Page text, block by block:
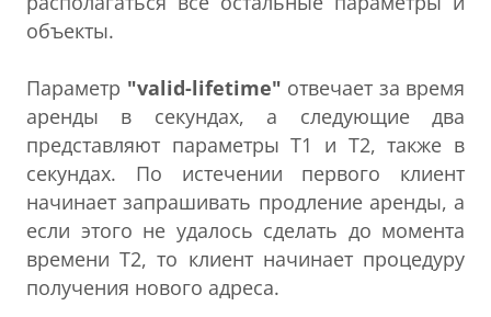
объекты.
Параметр "valid-lifetime" отвечает за время
аренды в секундах, а следующие два
представляют параметры T1 и T2, также в
секундах. По истечении первого клиент
начинает запрашивать продление аренды, а
если этого не удалось сделать до момента
времени T2, то клиент начинает процедуру
получения нового адреса.